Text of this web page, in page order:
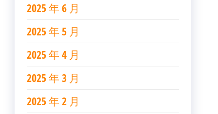
2025 年 6 月
2025 年 5 月
2025 年 4 月
2025 年 3 月
2025 年 2 月